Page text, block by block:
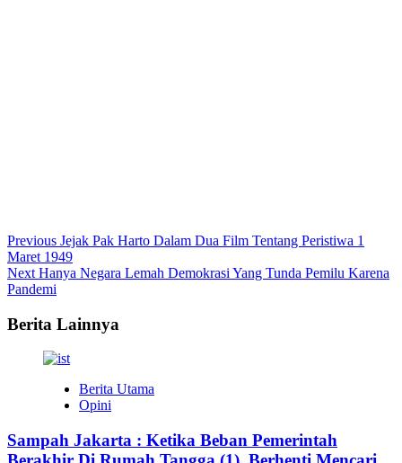
Continue
Reading
Previous Jejak Pak Harto Dalam Dua Film Tentang Peristiwa 1
Maret 1949
Next Hanya Negara Lemah Demokrasi Yang Tunda Pemilu Karena
Pandemi
Berita Lainnya
Berita Utama
Opini
Sampah Jakarta : Ketika Beban Pemerintah